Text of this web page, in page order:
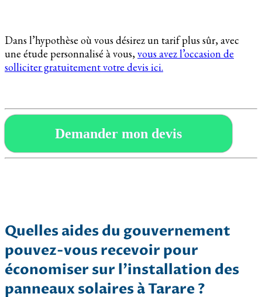
Dans l’hypothèse où vous désirez un tarif plus sûr, avec
une étude personnalisé à vous,vous avez l’occasion de
solliciter gratuitement votre devis ici.
Demander mon devis
Quelles aides du gouvernement
pouvez-vous recevoir pour
économiser sur l’installation des
panneaux solaires à Tarare ?